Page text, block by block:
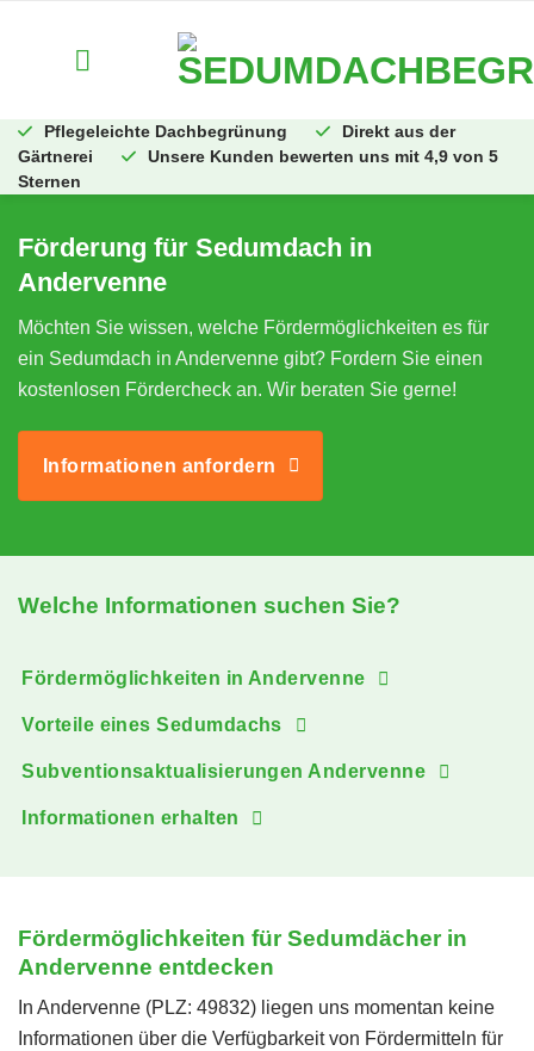
Pflegeleichte Dachbegrünung
Direkt aus der
Gärtnerei
Unsere Kunden bewerten uns mit 4,9 von 5
Sternen
Förderung für Sedumdach in
Andervenne
Möchten Sie wissen, welche Fördermöglichkeiten es für
ein Sedumdach in Andervenne gibt? Fordern Sie einen
kostenlosen Fördercheck an. Wir beraten Sie gerne!
Informationen anfordern
Welche Informationen suchen Sie?
Fördermöglichkeiten in Andervenne
Vorteile eines Sedumdachs
Subventionsaktualisierungen Andervenne
Informationen erhalten
Fördermöglichkeiten für Sedumdächer in
Andervenne entdecken
In Andervenne (PLZ: 49832) liegen uns momentan keine
Informationen über die Verfügbarkeit von Fördermitteln für